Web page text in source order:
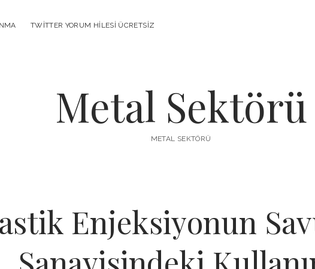
TWITTER YORUM HILESI ÜCRETSIZ
Metal Sektörü
METAL SEKTÖRÜ
Enjeksiyonun